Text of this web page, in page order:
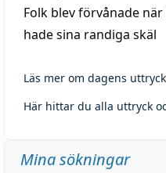
Folk blev förvånade
hade sina randiga skäl
Läs mer om dagens uttryck
Här hittar du alla uttryck
Mina sökningar